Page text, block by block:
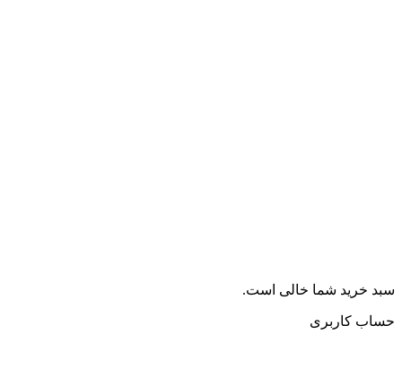
سبد خرید شما خالی است.
حساب کاربری